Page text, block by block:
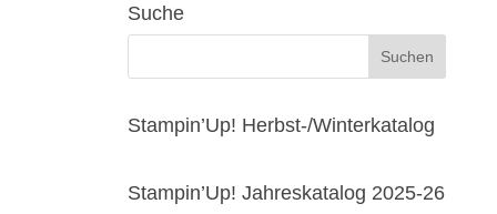
Suche
Stampin’Up! Herbst-/Winterkatalog
Stampin’Up! Jahreskatalog 2025-26